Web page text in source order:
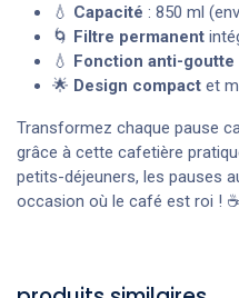
💧 Capacité : 850 ml
🌀 Filtre permanent
💧 Fonction anti-goutte
🌟 Design compact et
Transformez chaque pause
grâce à cette cafetière
petits-déjeuners, les pauses
occasion où le café est roi !